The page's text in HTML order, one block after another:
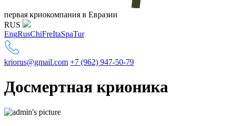
первая криокомпания в Евразии
RUS
EngRusChiFreItaSpaTur
kriorus@gmail.com +7 (962) 947-50-79
Досмертная крионика